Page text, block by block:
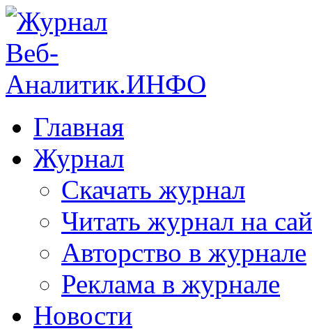
Главная
Журнал
Скачать журнал
Читать журнал на
Авторство в журнале
Реклама в журнале
Новости